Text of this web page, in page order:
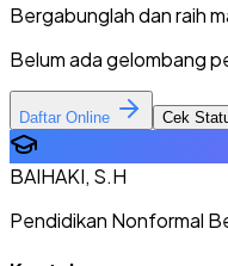
Bergabunglah dan raih
Belum ada gelombang
Daftar Online Cek
BAIHAKI, S.H
Pendidikan Nonformal